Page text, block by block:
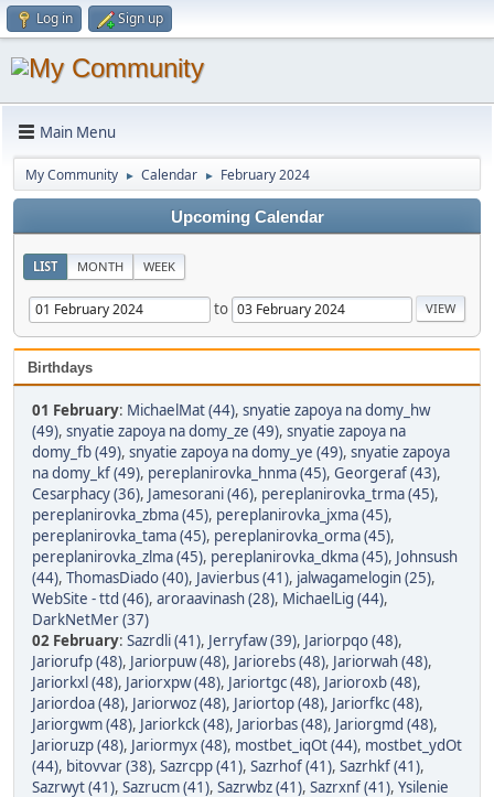
Log in Sign up
Main Menu
My Community ► Calendar ► February 2024
Upcoming Calendar
LIST MONTH WEEK
to
Birthdays
01 February: MichaelMat (44), snyatie zapoya na domy_hw
(49), snyatie zapoya na domy_ze (49), snyatie zapoya na
domy_fb (49), snyatie zapoya na domy_ye (49), snyatie zapoya
na domy_kf (49), pereplanirovka_hnma (45), Georgeraf (43),
Cesarphacy (36), Jamesorani (46), pereplanirovka_trma (45),
pereplanirovka_zbma (45), pereplanirovka_jxma (45),
pereplanirovka_tama (45), pereplanirovka_orma (45),
pereplanirovka_zlma (45), pereplanirovka_dkma (45), Johnsush
(44), ThomasDiado (40), Javierbus (41), jalwagamelogin (25),
WebSite - ttd (46), aroraavinash (28), MichaelLig (44),
DarkNetMer (37)
02 February: Sazrdli (41), Jerryfaw (39), Jariorpqo (48),
Jariorufp (48), Jariorpuw (48), Jariorebs (48), Jariorwah (48),
Jariorkxl (48), Jariorxpw (48), Jariortgc (48), Jarioroxb (48),
Jariordoa (48), Jariorwoz (48), Jariortop (48), Jariorfkc (48),
Jariorgwm (48), Jariorkck (48), Jariorbas (48), Jariorgmd (48),
Jarioruzp (48), Jariormyx (48), mostbet_iqOt (44), mostbet_ydOt
(44), bitovvar (38), Sazrcpp (41), Sazrhof (41), Sazrhkf (41),
Sazrwyt (41), Sazrucm (41), Sazrwbz (41), Sazrxnf (41), Ysilenie